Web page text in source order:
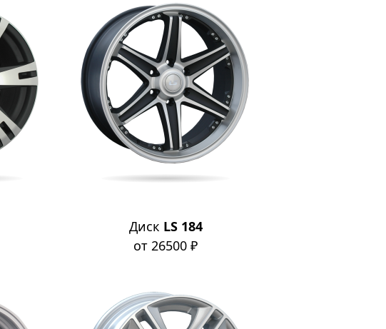
Диск LS 184
от 26500 ₽